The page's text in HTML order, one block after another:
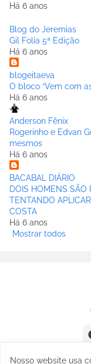
Há 6 anos
Blog do Jeremias
Gil Folia 5ª Edição
Há 6 anos
blogeitaeva
O bloco “Vem com
Há 6 anos
Anderson Fênix
Rogerinho e Edvan
mesmos
Há 6 anos
BACABAL DIÁRIO
DOIS HOMENS SÃO
TENTANDO
COSTA
Há 6 anos
Mostrar todos
Nosso website usa